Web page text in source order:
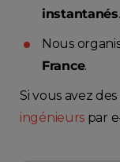
instantanés.
Nous
France.
Si vous avez
ingénieurs par